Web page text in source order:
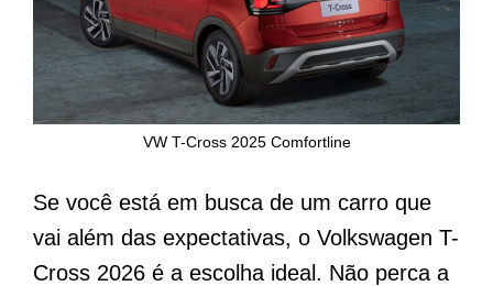
VW T-Cross 2025 Comfortline
Se você está em busca de um carro que
vai além das expectativas, o Volkswagen T-
Cross 2026 é a escolha ideal. Não perca a